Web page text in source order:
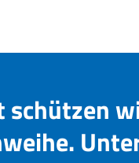
schützen